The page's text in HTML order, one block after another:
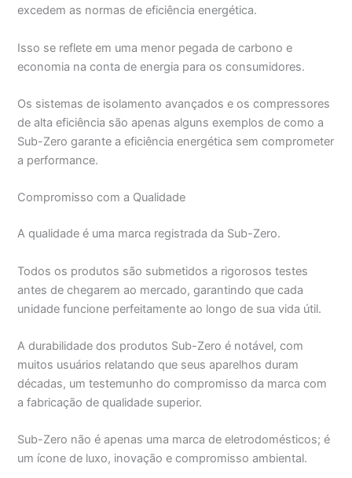
excedem as normas de eficiência energética.
Isso se reflete em uma menor pegada de carbono e
economia na conta de energia para os consumidores.
Os sistemas de isolamento avançados e os compressores
de alta eficiência são apenas alguns exemplos de como a
Sub-Zero garante a eficiência energética sem comprometer
a performance.
Compromisso com a Qualidade
A qualidade é uma marca registrada da Sub-Zero.
Todos os produtos são submetidos a rigorosos testes
antes de chegarem ao mercado, garantindo que cada
unidade funcione perfeitamente ao longo de sua vida útil.
A durabilidade dos produtos Sub-Zero é notável, com
muitos usuários relatando que seus aparelhos duram
décadas, um testemunho do compromisso da marca com
a fabricação de qualidade superior.
Sub-Zero não é apenas uma marca de eletrodomésticos; é
um ícone de luxo, inovação e compromisso ambiental.